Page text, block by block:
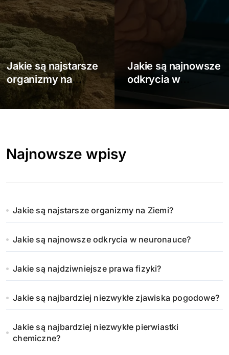
Jakie są najstarsze
organizmy na
Ziemi?
Jakie są najnowsze
odkrycia w
Najnowsze wpisy
Jakie są najstarsze organizmy na Ziemi?
Jakie są najnowsze odkrycia w neuronauce?
Jakie są najdziwniejsze prawa fizyki?
Jakie są najbardziej niezwykłe zjawiska pogodowe?
Jakie są najbardziej niezwykłe pierwiastki
chemiczne?